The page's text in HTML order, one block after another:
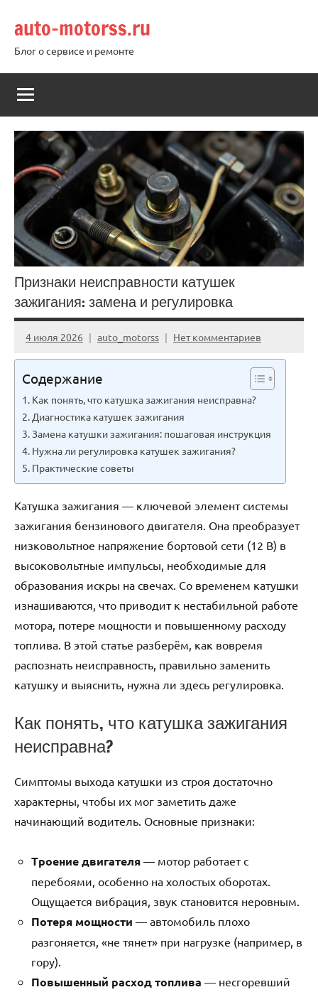
содержимому
auto-motorss.ru
Блог о сервисе и ремонте
Признаки неисправности катушек
зажигания: замена и регулировка
4 июля 2026 auto_motorss Нет комментариев
Содержание
Как понять, что катушка зажигания неисправна?
Диагностика катушек зажигания
Замена катушки зажигания: пошаговая инструкция
Нужна ли регулировка катушек зажигания?
Практические советы
Катушка зажигания — ключевой элемент системы
зажигания бензинового двигателя. Она преобразует
низковольтное напряжение бортовой сети (12 В) в
высоковольтные импульсы, необходимые для
образования искры на свечах. Со временем катушки
изнашиваются, что приводит к нестабильной работе
мотора, потере мощности и повышенному расходу
топлива. В этой статье разберём, как вовремя
распознать неисправность, правильно заменить
катушку и выяснить, нужна ли здесь регулировка.
Как понять, что катушка зажигания
неисправна?
Симптомы выхода катушки из строя достаточно
характерны, чтобы их мог заметить даже
начинающий водитель. Основные признаки:
Троение двигателя — мотор работает с
перебоями, особенно на холостых оборотах.
Ощущается вибрация, звук становится неровным.
Потеря мощности — автомобиль плохо
разгоняется, «не тянет» при нагрузке (например, в
гору).
Повышенный расход топлива — несгоревший